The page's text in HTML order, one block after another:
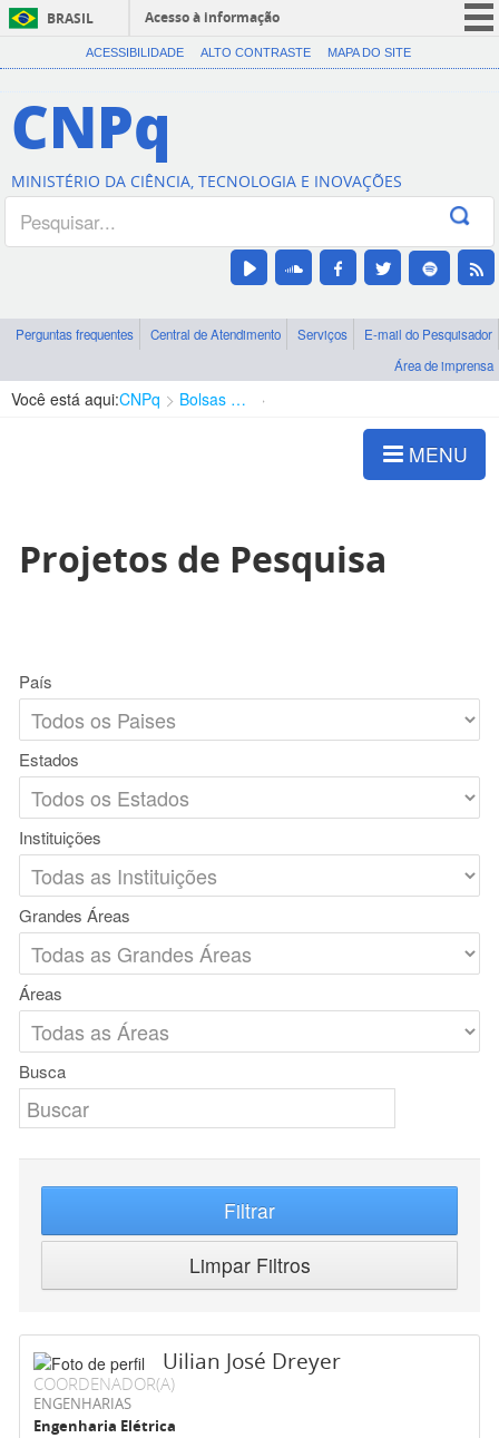
BRASIL
Acesso à informação
CORONAVÍRUS (COVID-19)
Canais
ACESSIBILIDADE ALTO CONTRASTE MAPA DO SITE
CNPq
MINISTÉRIO DA CIÊNCIA, TECNOLOGIA E INOVAÇÕES
Perguntas frequentes Central de Atendimento Serviços
E-mail do Pesquisador
Área de imprensa
Você está aqui:CNPq Bolsas e Auxílios Vigentes
MENU
Projetos de Pesquisa
País
Estados
Instituições
Grandes Áreas
Áreas
Busca
Filtrar
Limpar Filtros
Uilian José Dreyer
COORDENADOR(A)
ENGENHARIAS
Engenharia Elétrica